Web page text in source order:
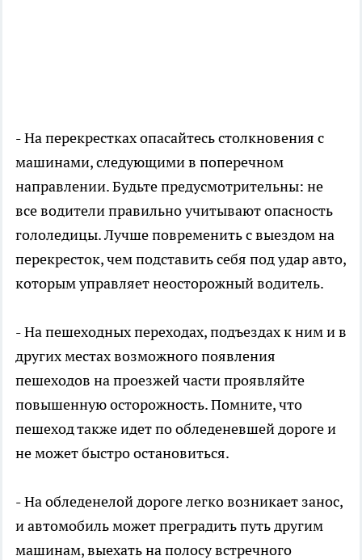
-На перекрестках опасайтесь столкновения с
машинами, следующими в поперечном
направлении. Будьте предусмотрительны: не
все водители правильно учитывают опасность
гололедицы. Лучше повременить с выездом на
перекресток, чем подставить себя под удар авто,
которым управляет неосторожный водитель.
-На пешеходных переходах, подъездах к ним и в
других местах возможного появления
пешеходов на проезжей части проявляйте
повышенную осторожность. Помните, что
пешеход также идет по обледеневшей дороге и
не может быстро остановиться.
-На обледенелой дороге легко возникает занос,
и автомобиль может преградить путь другим
машинам, выехать на полосу встречного